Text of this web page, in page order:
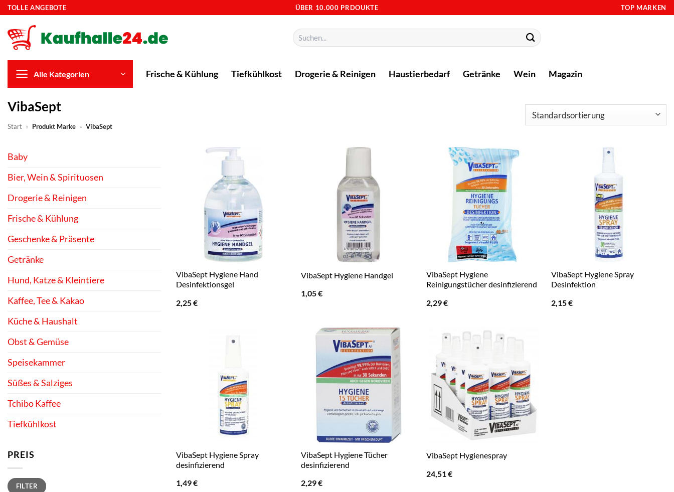
Zum
springen
TOLLE ANGEBOTE ÜBER 10.000 PRDOUKTE TOP MARKEN
Suchen
nach:
Alle Kategorien Frische & Kühlung Tiefkühlkost Drogerie & Reinigen Haustierbedarf Getränke Wein Magazin
VibaSept
Start » Produkt Marke » VibaSept
Baby
Bier, Wein & Spirituosen
Drogerie & Reinigen
Frische & Kühlung
Geschenke & Präsente
Getränke
Hund, Katze & Kleintiere
Kaffee, Tee & Kakao
Küche & Haushalt
Obst & Gemüse
Speisekammer
Süßes & Salziges
Tchibo Kaffee
Tiefkühlkost
PREIS
Min.
Preis
Max.
PreisFILTER
VibaSept Hygiene Hand
Desinfektionsgel
2,25€
VibaSept Hygiene Handgel
1,05€
VibaSept Hygiene
Reinigungstücher desinfizierend
2,29€
VibaSept Hygiene Spray
Desinfektion
2,15€
VibaSept Hygiene Spray
desinfizierend
1,49€
VibaSept Hygiene Tücher
desinfizierend
2,29€
VibaSept Hygienespray
24,51€